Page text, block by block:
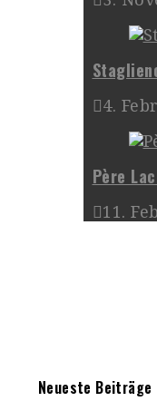
4.
Père
11.
Neueste Beiträge